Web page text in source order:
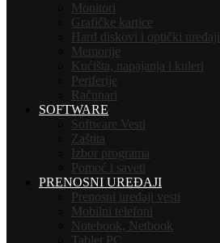
Monitori
Grafičke kartice
Hard diskovi i optički uređaji
Memorije
Kućišta, napajanja i kuleri
Periferije
Računari
SOFTWARE
Software Vesti
Zaštita
Izbor programa
Pomoć i saveti
PRENOSNI UREĐAJI
Prenosni uređaji vesti
Mobilni telefoni
Notebook, Netbook
Tablet PC